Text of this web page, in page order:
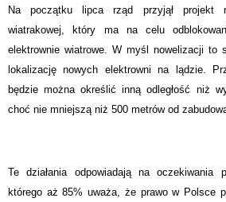
Na początku lipca rząd przyjął projekt
wiatrakowej, który ma na celu
elektrownie wiatrowe. W myśl nowelizacji to
lokalizację nowych elektrowni na lądzie.
będzie można określić inną odległość niż
choć nie mniejszą niż 500 metrów od
Te działania odpowiadają na oczekiwania
którego aż 85% uważa, że prawo w Polsce